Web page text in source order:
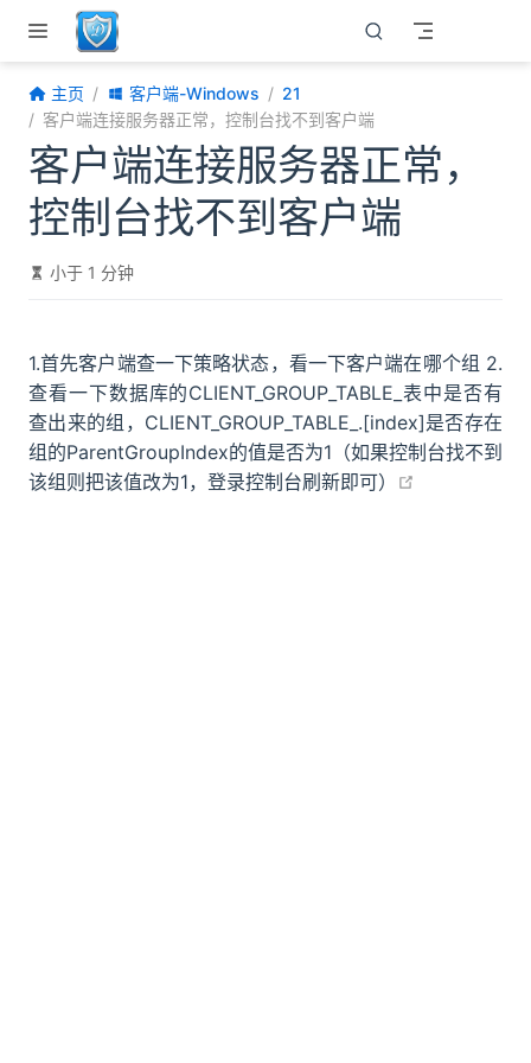
跳至主要內容
主页 客户端-Windows
21
客户端连接服务器正常，控制台找不到客户端
客户端连接服务器正常，
控制台找不到客户端
小于 1 分钟
1.首先客户端查一下策略状态，看一下客户端在哪个组 2.
查看一下数据库的CLIENT_GROUP_TABLE_表中是否有
查出来的组，CLIENT_GROUP_TABLE_.[index]是否存在
组的ParentGroupIndex的值是否为1（如果控制台找不到
该组则把该值改为1，登录控制台刷新即可）